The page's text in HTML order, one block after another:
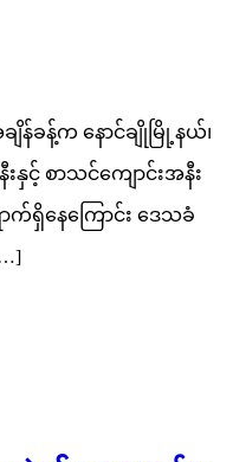
ျိန်ခန့်က နောင်ချိုမြို့နယ်၊
နှင့် စာသင်ကျောင်းအနီး
က်ရှိနေကြောင်း ဒေသခံ